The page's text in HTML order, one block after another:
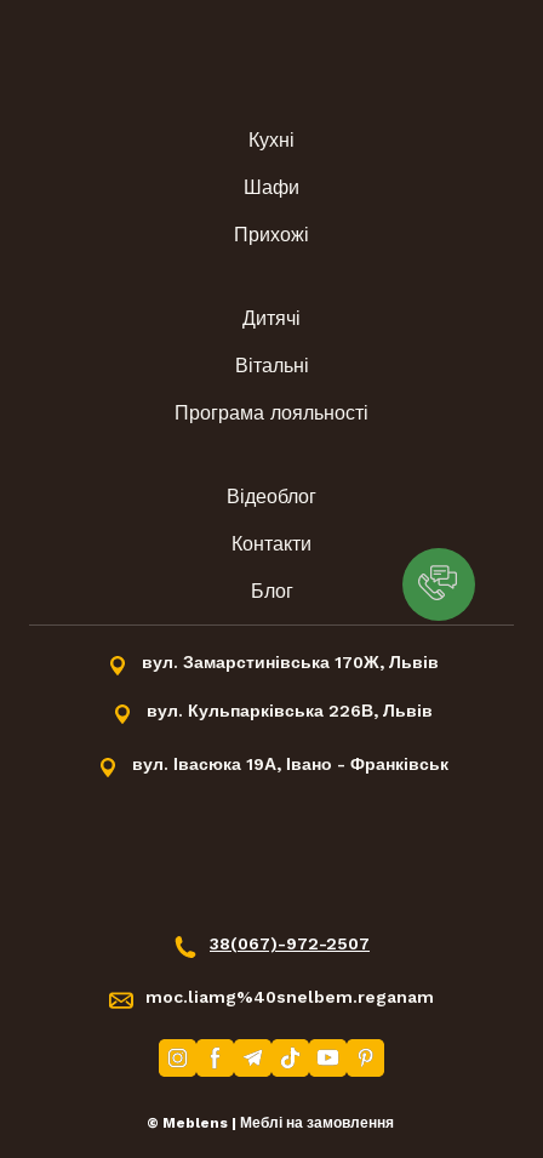
Кухні
Шафи
Прихожі
Дитячі
Вітальні
Програма лояльності
Відеоблог
Контакти
Блог
вул. Замарстинівська 170Ж, Львів
вул. Кульпарківська 226В, Львів
вул. Івасюка 19А, Івано - Франківськ
38(067)-972-2507
manager.meblens@gmail.com
© Meblens | Меблі на замовлення